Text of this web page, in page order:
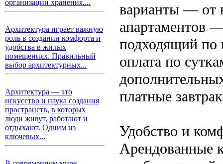
организации хранения....
Архитектура играет важную
роль в создании комфорта и
удобства в жилых
помещениях. Правильный
выбор архитектурных...
Архитектура — это
искусство и наука создания
пространств, в которых
люди живут, работают и
отдыхают. Одним из
ключевых...
варианты — от
апартаментов
подходящий по
оплата по
платные
Удобство и
Арендованные